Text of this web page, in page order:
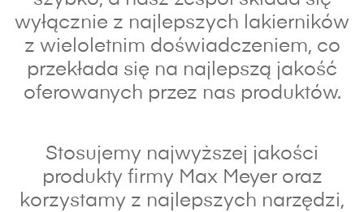
wyłącznie z najlepszych lakierników
z wieloletnim doświadczeniem, co
przekłada się na najlepszą jakość
oferowanych przez nas produktów.
Stosujemy najwyższej jakości
produkty firmy Max Meyer oraz
korzystamy z najlepszych narzędzi,